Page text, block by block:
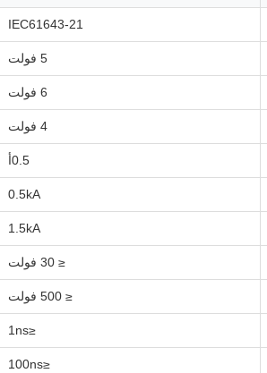
IEC61643-21
5 فولت
6 فولت
4 فولت
0.5أ
0.5kA
1.5kA
≤ 30 فولت
≤ 500 فولت
≤1ns
≤100ns